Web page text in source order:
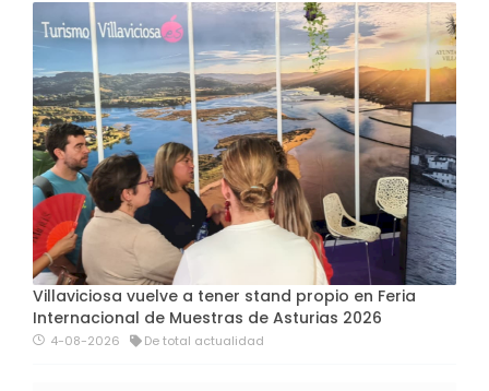
Villaviciosa vuelve a tener stand propio en Feria
Internacional de Muestras de Asturias 2026
4-08-2026 De total actualidad